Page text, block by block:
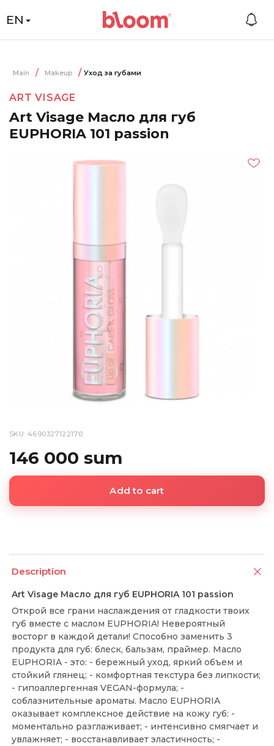
EN
Main Makeup Уход за губами
ART VISAGE
Art Visage Масло для губ
EUPHORIA 101 passion
SKU: 4690327122170
146 000 sum
Add to cart
Description
Art Visage Масло для губ EUPHORIA 101 passion
Открой все грани наслаждения от гладкости твоих
губ вместе с маслом EUPHORIA! Невероятный
восторг в каждой детали! Способно заменить 3
продукта для губ: блеск, бальзам, праймер. Масло
EUPHORIA - это: - бережный уход, яркий объем и
стойкий глянец; - комфортная текстура без липкости;
- гипоаллергенная VEGAN-формула; -
соблазнительные ароматы. Масло EUPHORIA
оказывает комплексное действие на кожу губ: -
моментально разглаживает; - интенсивно смягчает и
увлажняет; - восстанавливает эластичность; -